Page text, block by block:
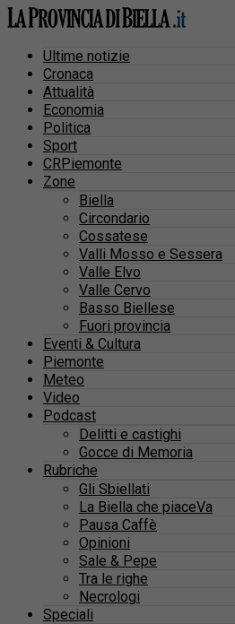
Ultime notizie
Cronaca
Attualità
Economia
Politica
Sport
CRPiemonte
Zone
Biella
Circondario
Cossatese
Valli Mosso e Sessera
Valle Elvo
Valle Cervo
Basso Biellese
Fuori provincia
Eventi & Cultura
Piemonte
Meteo
Video
Podcast
Delitti e castighi
Gocce di Memoria
Rubriche
Gli Sbiellati
La Biella che piaceVa
Pausa Caffè
Opinioni
Sale & Pepe
Tra le righe
Necrologi
Speciali